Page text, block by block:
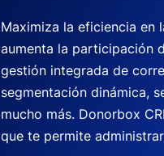
Maximiza la eficiencia en
aumenta la participación
gestión integrada de
segmentación dinámica,
mucho más. Donorbox
que te permite